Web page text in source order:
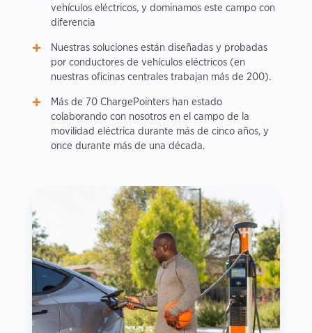
vehículos eléctricos, y dominamos este campo con
diferencia
Nuestras soluciones están diseñadas y probadas
por conductores de vehículos eléctricos (en
nuestras oficinas centrales trabajan más de 200).
Más de 70 ChargePointers han estado
colaborando con nosotros en el campo de la
movilidad eléctrica durante más de cinco años, y
once durante más de una década.